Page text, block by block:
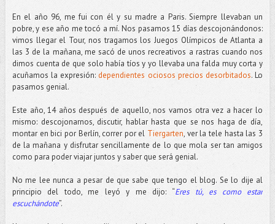
En el año 96, me fui con él y su madre a Paris. Siempre llevaban un
pobre, y ese año me tocó a mí. Nos pasamos 15 días descojonándonos:
vimos llegar el Tour, nos tragamos los Juegos Olímpicos de Atlanta a
las 3 de la mañana, me sacó de unos recreativos a rastras cuando nos
dimos cuenta de que solo había tíos y yo llevaba una falda muy corta y
acuñamos la expresión:dependientes ociosos precios desorbitados. Lo
pasamos genial.
Este año, 14 años después de aquello, nos vamos otra vez a hacer lo
mismo: descojonarnos, discutir, hablar hasta que se nos haga de día,
montar en bici por Berlín, correr por el Tiergarten, ver la tele hasta las 3
de la mañana y disfrutar sencillamente de lo que mola ser tan amigos
como para poder viajar juntos y saber que será genial.
No me lee nunca a pesar de que sabe que tengo el blog. Se lo dije al
principio del todo, me leyó y me dijo: “Eres tú, es como estar
escuchándote”.